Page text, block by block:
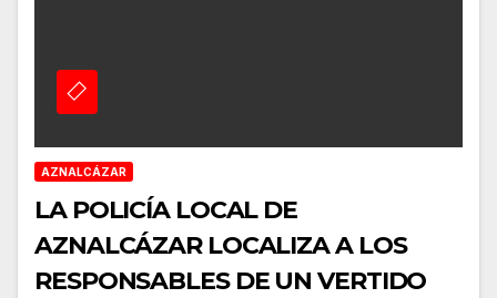
AZNALCÁZAR
LA POLICÍA LOCAL DE
AZNALCÁZAR LOCALIZA A LOS
RESPONSABLES DE UN VERTIDO